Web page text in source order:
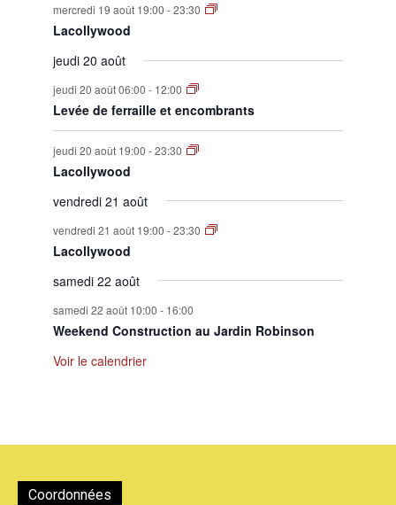
mercredi 19 août 19:00 -23:30
Lacollywood
jeudi 20 août
jeudi 20 août 06:00 - 12:00
Levée de ferraille et encombrants
jeudi 20 août 19:00 -23:30
Lacollywood
vendredi 21 août
vendredi 21 août 19:00 -23:30
Lacollywood
samedi 22 août
samedi 22 août 10:00 - 16:00
Weekend Construction au Jardin Robinson
Voir le calendrier
Coordonnées